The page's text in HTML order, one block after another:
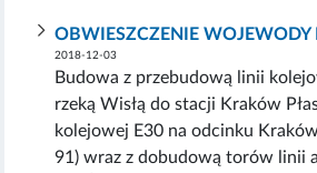
OBWIESZCZENIE
2018-12-03
Budowa z przebudową linii
rzeką Wisłą do stacji Kraków
kolejowej E30 na odcinku
91) wraz z dobudową torów linii